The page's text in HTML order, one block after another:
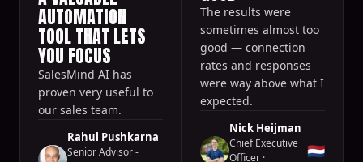
AUTOMATION
TOOL THAT LETS
YOU FOCUS
SalesMind AI has
proven very useful to
our sales team.
Rahul Pushkarna
Senior Advisor -
The results were
sometimes almost too
good — connection
rates and responses
were way above what I
expected.
Nick Heijman
Chief Executive
Officer ·
🇳🇱